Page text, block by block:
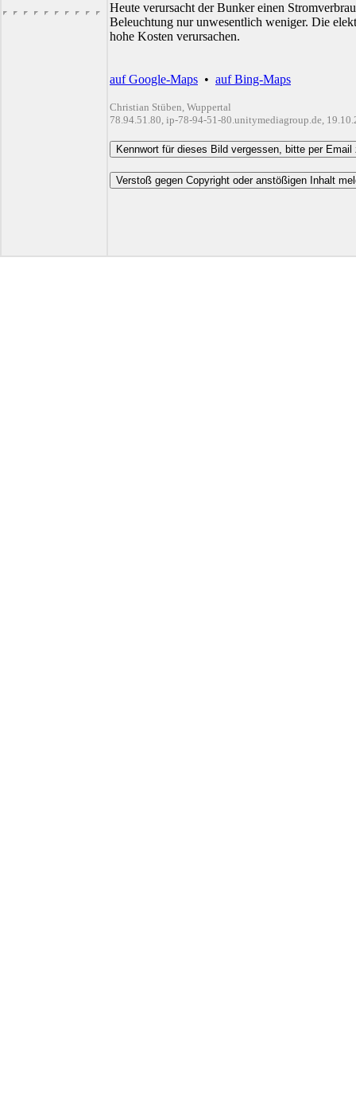
Heute verursacht der Bunker einen
Beleuchtung nur unwesentlich weniger. Die
hohe Kosten verursachen.
auf Google-Maps • auf Bing-Maps
Christian Stüben, Wuppertal
78.94.51.80, ip-78-94-51-80.unitymediagroup.de,